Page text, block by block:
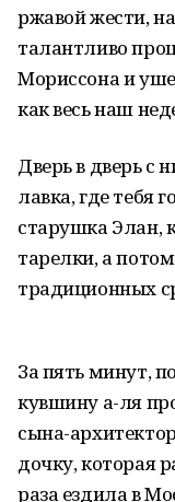
ржавой жести,
талантливо
Мориссона и
как весь наш
Дверь в дверь с
лавка, где тебя
старушка Элан,
тарелки, а
традиционных
За пять минут,
кувшину а-ля
сына-
дочку, которая
раза ездила в